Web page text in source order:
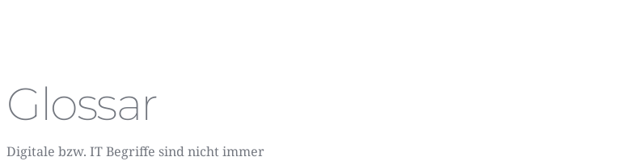
Glossar
Digitale bzw. IT Begriffe sind nicht immer